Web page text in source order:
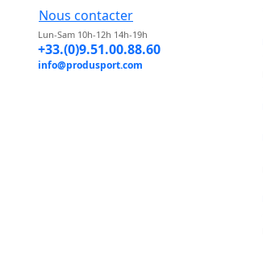
Nous contacter
Lun-Sam 10h-12h 14h-19h
+33.(0)9.51.00.88.60
info@produsport.com